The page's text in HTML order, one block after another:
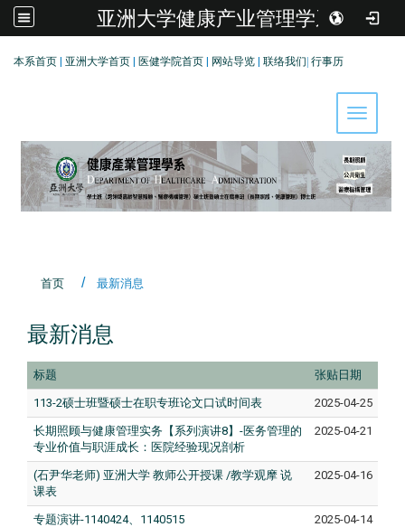
亚洲大学健康产业管理学系
本系首页 亚洲大学首页 医健学院首页 网站导览 联络我们 行事历
Toggle
首页 最新消息
最新消息
标题 张贴日期
113-2硕士班暨硕士在职专班论文口试时间表 2025-04-25
长期照顾与健康管理实务【系列演讲8】-医务管理的
专业价值与职涯成长：医院经验现况剖析
2025-04-21
(石尹华老师) 亚洲大学 教师公开授课 /教学观摩 说
课表
2025-04-16
专题演讲-1140424、1140515 2025-04-14